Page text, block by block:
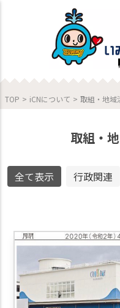
TOP > iCNについて > 取組・地域
取組・
全て表示 ⾏政関連